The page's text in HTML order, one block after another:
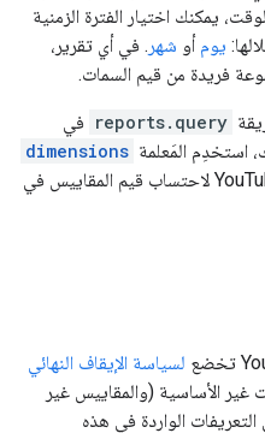
يمكنك اختيار الفترة الزمنية
يوم أو شهر . في أي تقرير،
فريدة من قيم السمات.
reports.query في
dimensions
لتحديد السمات التي سيستخدمها YouTube لاحتساب قيم المقاييس في
لسياسة الإيقاف النهائي
غير الأساسية (والمقاييس غير
الواردة في هذه